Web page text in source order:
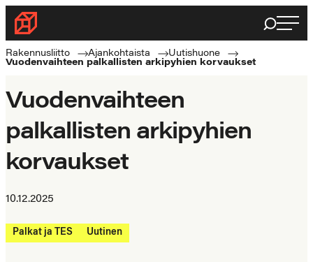
Siirry
suoraan
sisältöön
Rakennusliitto
Rakennusalan
ammattilaisten
Haku
Rakennusliitto Ajankohtaista
Uutishuone
Vuodenvaihteen palkallisten arkipyhien korvaukset
Vuodenvaihteen
palkallisten arkipyhien
korvaukset
10.12.2025
Palkat ja TES Uutinen